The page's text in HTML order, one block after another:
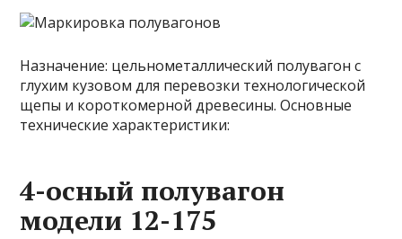
Назначение: цельнометаллический полувагон с
глухим кузовом для перевозки технологической
щепы и короткомерной древесины. Основные
технические характеристики:
4-осный полувагон
модели 12-175